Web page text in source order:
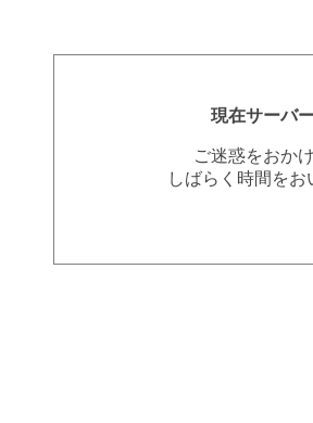
現在サーバ
ご迷惑をおか
しばらく時間を